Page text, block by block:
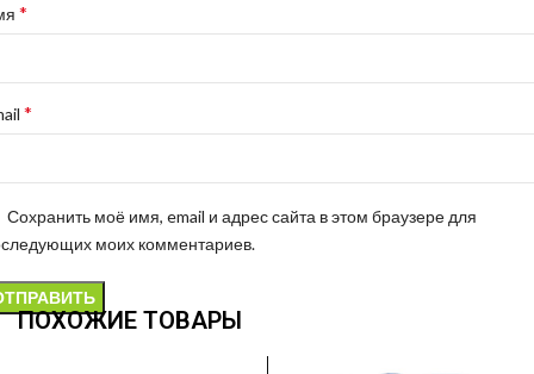
*
*
Сохранить моё имя, email и адрес сайта в этом браузере для
моих комментариев.
ПОХОЖИЕ ТОВАРЫ